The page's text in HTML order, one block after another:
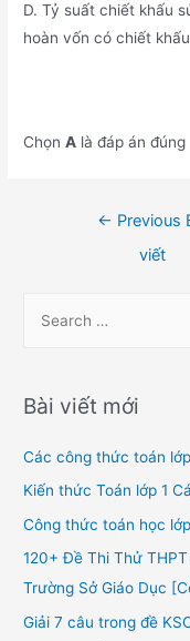
D. Tỷ suất chiết khấu
hoàn vốn có chiết
ChọnA là đáp án đúng
← Previous
viết
r
h
f
o
Bài viết mới
Các công thức toán
Kiến thức Toán lớp 1
Công thức toán học
120+ Đề Thi Thử
Trường Sở Giáo Dục
Giải 7 câu trong đề